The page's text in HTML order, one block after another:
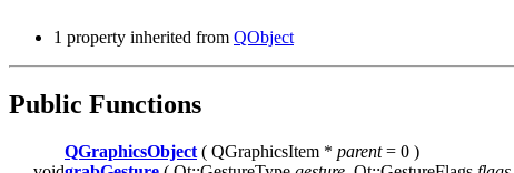
1 property inherited from QObject
Public Functions
QGraphicsObject ( QGraphicsItem * parent= 0 )